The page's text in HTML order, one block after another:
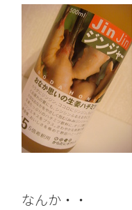
なんか・・